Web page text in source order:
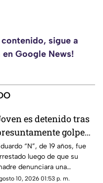
sigue a
Google News!
es detenido tras
golpear
amenazar de muerte
su madre en
“N”, de 19 años, fue
luego de que su
denunciara una
física en su domicilio.
10, 2026 01:53 p. m.